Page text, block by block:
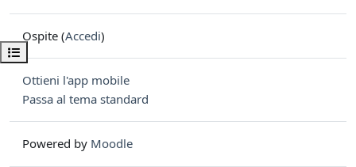
Apri indice del corso
Ospite (Accedi)
Ottieni l'app mobile
Passa al tema standard
Powered by Moodle